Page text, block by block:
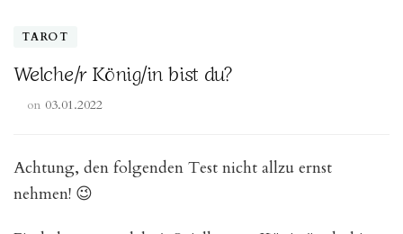
TAROT
Welche/r König/in bist du?
on 03.01.2022
Achtung, den folgenden Test nicht allzu ernst
nehmen! 😉